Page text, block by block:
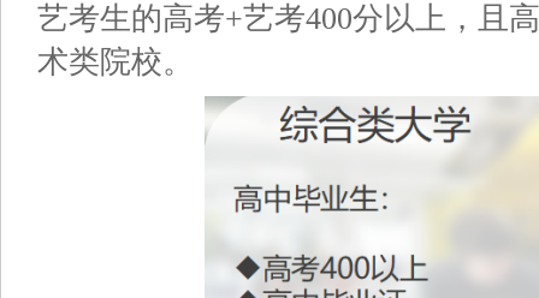
艺考生的高考+艺考400分以上，且
术类院校。